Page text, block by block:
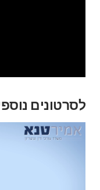
לסרטונים